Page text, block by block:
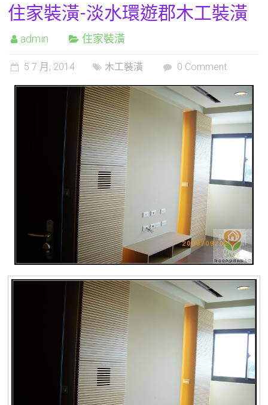
住家裝潢-淡水環遊郡木工裝潢
admin 住家裝潢
5 7 月, 2014 木工裝潢 0 Comment